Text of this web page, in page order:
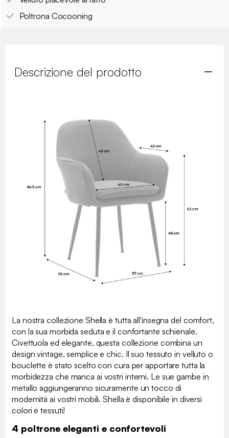
Poltrona Cocooning
Descrizione del prodotto
La nostra collezione Shella è tutta all'insegna del comfort,
con la sua morbida seduta e il confortante schienale.
Civettuola ed elegante, questa collezione combina un
design vintage, semplice e chic. Il suo tessuto in velluto o
bouclette è stato scelto con cura per apportare tutta la
morbidezza che manca ai vostri interni. Le sue gambe in
metallo aggiungeranno sicuramente un tocco di
modernità ai vostri mobili. Shella è disponibile in diversi
colori e tessuti!
4 poltrone eleganti e confortevoli